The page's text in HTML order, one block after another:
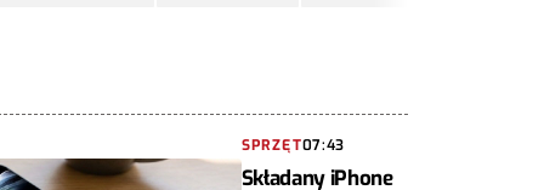
SPRZĘT07:43
Składany iPhone